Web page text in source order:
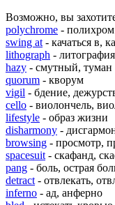
Возможно, вы
polychrome - полихром
swing at - качаться в,
lithograph - литография
hazy - смутный, туман
quorum - кворум
vigil - бдение,
cello - виолончель,
lifestyle - образ жизни
disharmony -
browsing - просмотр,
spacesuit - скафанд,
pang - боль, острая
detract - отвлекать,
inferno - ад, анферно